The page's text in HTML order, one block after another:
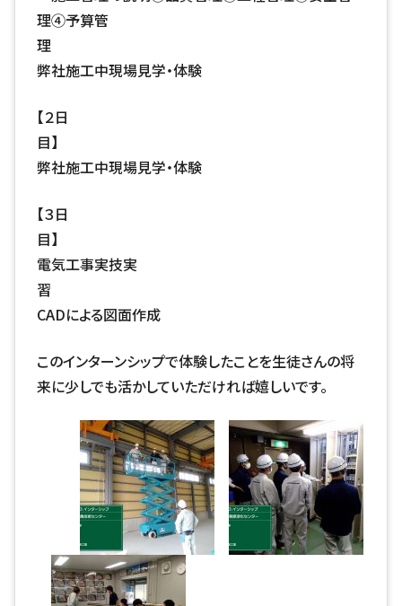
理④予算管
弊社施工中現場見学・体験
【２日
弊社施工中現場見学・体験
【３日
電気工事実技実
CADによる図面作成
このインターンシップで体験したことを生徒さんの将
来に少しでも活かしていただければ嬉しいです。